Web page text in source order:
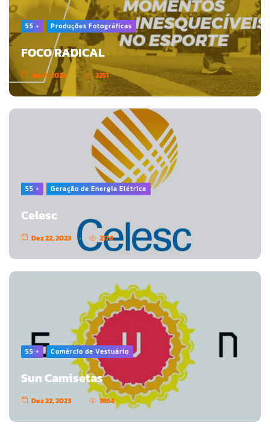
55 + Produções Fotográficas
FOCO RADICAL
Jan 3, 2024 2251
55 + Geração de Energia Elétrica
Celesc
Dez 22, 2023 2174
55 + Comércio de Vestuário
Sun Camisetas
Dez 22, 2023 1864